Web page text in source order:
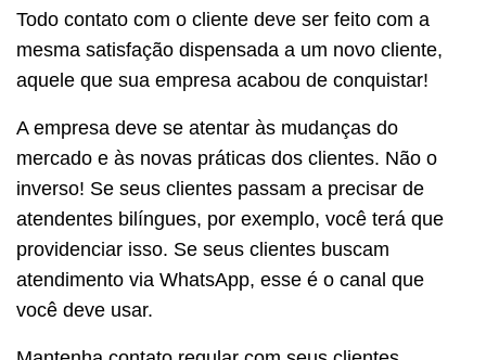
Todo contato com o cliente deve ser feito com a
mesma satisfação dispensada a um novo cliente,
aquele que sua empresa acabou de conquistar!
A empresa deve se atentar às mudanças do
mercado e às novas práticas dos clientes. Não o
inverso! Se seus clientes passam a precisar de
atendentes bilíngues, por exemplo, você terá que
providenciar isso. Se seus clientes buscam
atendimento via WhatsApp, esse é o canal que
você deve usar.